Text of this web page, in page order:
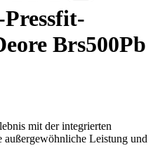
Brs500Pb
mit der integrierten
außergewöhnliche Leistung und